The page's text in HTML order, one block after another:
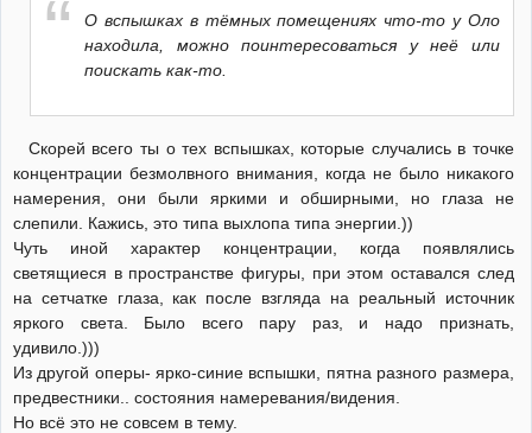
О вспышках в тёмных помещениях что-то у Оло
находила, можно поинтересоваться у неё или
поискать как-то.
Скорей всего ты о тех вспышках, которые случались в точке
концентрации безмолвного внимания, когда не было никакого
намерения, они были яркими и обширными, но глаза не
слепили. Кажись, это типа выхлопа типа энергии.))
Чуть иной характер концентрации, когда появлялись
светящиеся в пространстве фигуры, при этом оставался след
на сетчатке глаза, как после взгляда на реальный источник
яркого света. Было всего пару раз, и надо признать,
удивило.)))
Из другой оперы- ярко-синие вспышки, пятна разного размера,
предвестники.. состояния намеревания/видения.
Но всё это не совсем в тему.